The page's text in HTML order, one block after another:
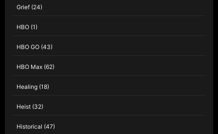
Grief (24)
HBO (1)
HBO GO (43)
HBO Max (62)
Healing (18)
Heist (32)
Historical (47)